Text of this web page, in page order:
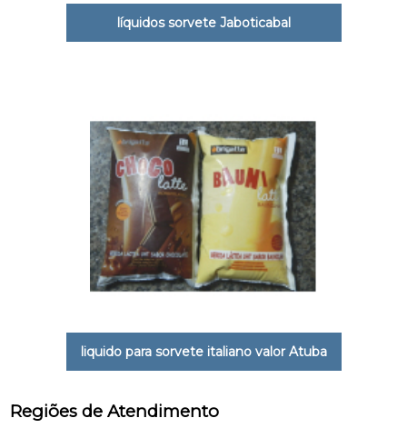
líquidos sorvete Jaboticabal
liquido para sorvete italiano valor Atuba
Regiões de Atendimento